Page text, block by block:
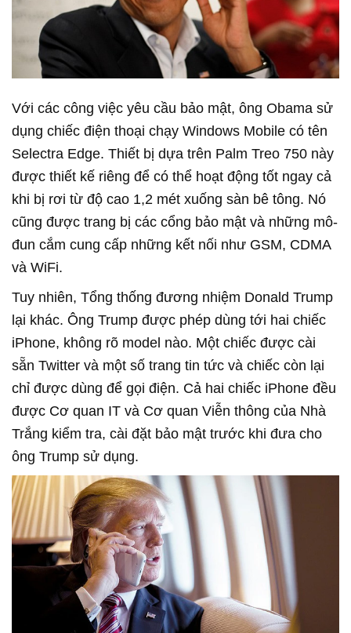
Với các công việc yêu cầu bảo mật, ông Obama sử
dụng chiếc điện thoại chạy Windows Mobile có tên
Selectra Edge. Thiết bị dựa trên Palm Treo 750 này
được thiết kế riêng để có thể hoạt động tốt ngay cả
khi bị rơi từ độ cao 1,2 mét xuống sàn bê tông. Nó
cũng được trang bị các cổng bảo mật và những mô-
đun cắm cung cấp những kết nối như GSM, CDMA
và WiFi.
Tuy nhiên, Tổng thống đương nhiệm Donald Trump
lại khác. Ông Trump được phép dùng tới hai chiếc
iPhone, không rõ model nào. Một chiếc được cài
sẵn Twitter và một số trang tin tức và chiếc còn lại
chỉ được dùng để gọi điện. Cả hai chiếc iPhone đều
được Cơ quan IT và Cơ quan Viễn thông của Nhà
Trắng kiểm tra, cài đặt bảo mật trước khi đưa cho
ông Trump sử dụng.